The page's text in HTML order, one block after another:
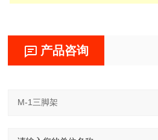
产品咨询